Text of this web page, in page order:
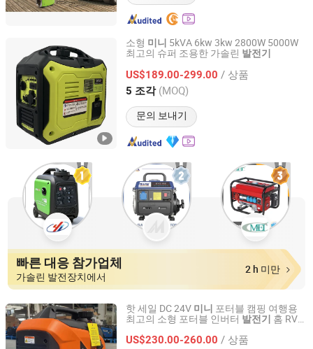
소형 미니 5kVA 6kw 3kw 2800W 5000W
최고의 슈퍼 조용한 가솔린 발전기
US$189.00-299.00 / 상품
5 조각 (MOQ)
문의 보내기
Chongqing Lexpower Technology Co., Ltd.
Chongqing, China 이후 2025
빠른 대응 참가업체
가솔린 발전장치에서
2 h 미만
핫 세일 DC 24V 미니 포터블 캠핑 여행용
최고의 소형 포터블 인버터 발전기
홈 RV
US$230.00-260.00 / 상품
Hefei Timer Autoparts Co.,Ltd